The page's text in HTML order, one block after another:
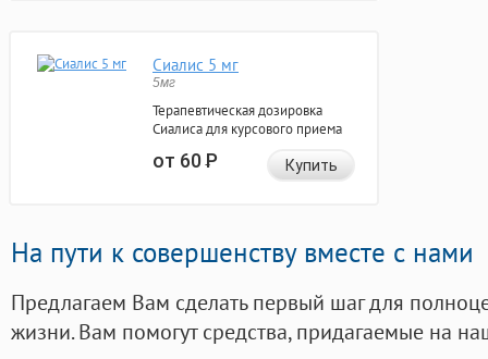
Сиалис 5 мг
5мг
Терапевтическая дозировка
Сиалиса для курсового приема
от 60Р Купить
На пути к совершенству вместе с нами
Предлагаем Вам сделать первый шаг для
жизни. Вам помогут средства, придагаемые на